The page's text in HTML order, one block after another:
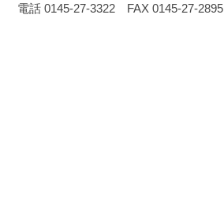
電話 0145-27-3322 FAX 0145-27-2895